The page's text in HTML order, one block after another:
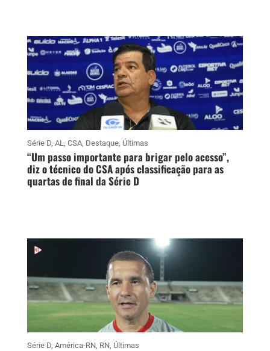
Série D, AL, CSA, Destaque, Últimas
“Um passo importante para brigar pelo acesso”,
diz o técnico do CSA após classificação para as
quartas de final da Série D
Série D, América-RN, RN, Últimas